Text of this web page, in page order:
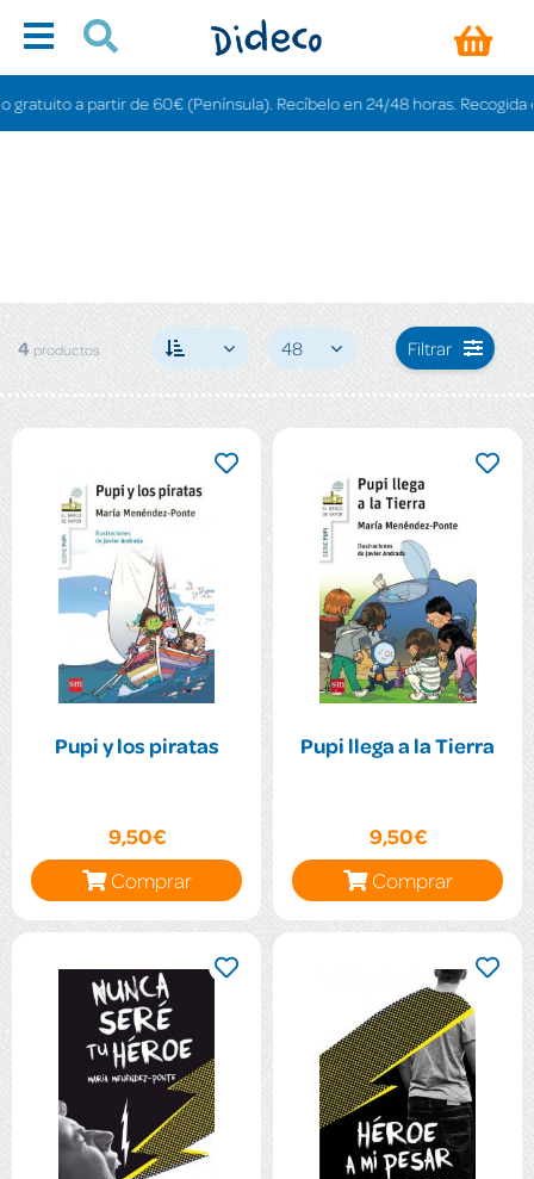
a partir de 60€ (Península). Recíbelo en 24/48 horas. Recogida en
4productos 48 Filtrar
Pupi y los piratas
9,50€
Comprar
Pupi llega a la Tierra
9,50€
Comprar